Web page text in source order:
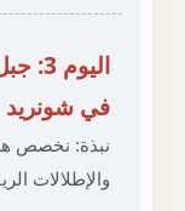
في شونريد
نبذة: نخصص
والإطلالات